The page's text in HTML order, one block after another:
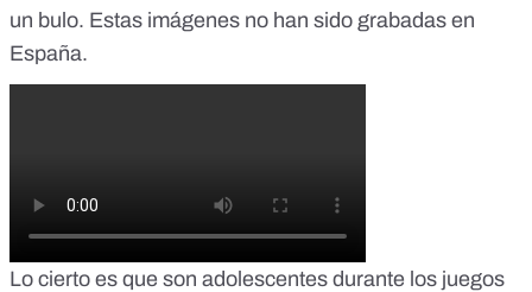
un bulo. Estas imágenes no han sido grabadas en
España.
Lo cierto es que son adolescentes durante los juegos